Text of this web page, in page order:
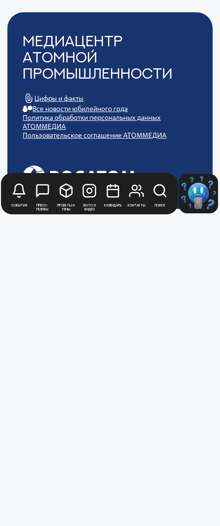
События
Пресс-
релизы
Проекты и
темы
Фото и
видео
Календарь Контакты Поиск
Медиацентр
Атомной
Промышленности
Цифры и факты
Все новости юбилейного года
Политика обработки персональных данных
АТОММЕДИА
Пользовательское соглашение АТОММЕДИА